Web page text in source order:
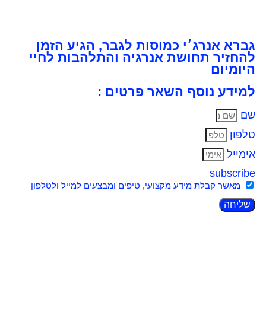
גברא אנרג׳י כמוסות לגבר, הגיע הזמן
להחזיר תחושת אנרגיה והתלהבות לחיי
היומיום
למידע נוסף השאר פרטים :
שם
טלפון
אימייל
subscribe
מאשר קבלת מידע מקצועי, טיפים ומבצעים למייל ולטלפון
שליחה